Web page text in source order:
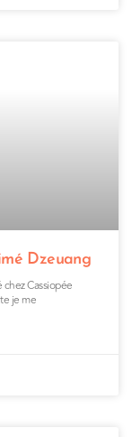
Dzeuang
Cassiopée
je me